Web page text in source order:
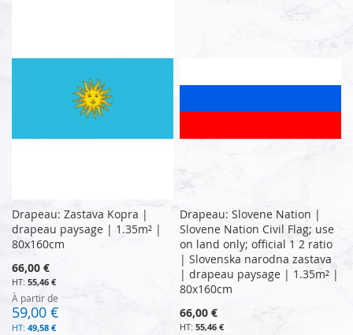
Drapeau: Zastava Kopra |
drapeau paysage | 1.35m² |
80x160cm
66,00 €
55,46 €
À partir de
59,00 €
49,58 €
Drapeau: Slovene Nation |
Slovene Nation Civil Flag; use
on land only; official 1 2 ratio
| Slovenska narodna zastava
| drapeau paysage | 1.35m² |
80x160cm
66,00 €
55,46 €